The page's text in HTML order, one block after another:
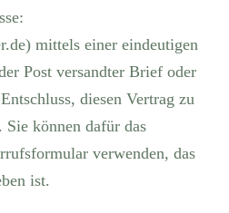
mittels einer eindeutigen
Post versandter Brief oder
diesen Vertrag zu
können dafür das
verwenden, das
ist.